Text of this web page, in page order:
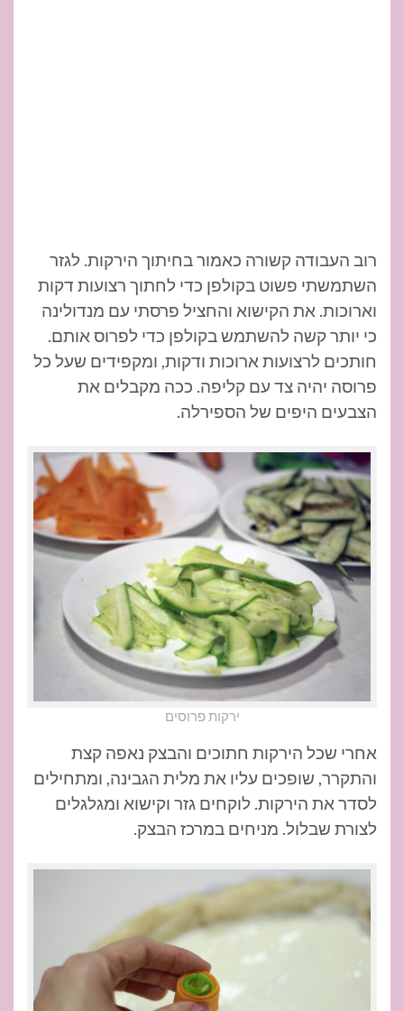
רוב העבודה קשורה כאמור בחיתוך הירקות. לגזר
השתמשתי פשוט בקולפן כדי לחתוך רצועות דקות
וארוכות. את הקישוא והחציל פרסתי עם מנדולינה
כי יותר קשה להשתמש בקולפן כדי לפרוס אותם.
חותכים לרצועות ארוכות ודקות, ומקפידים שעל כל
פרוסה יהיה צד עם קליפה. ככה מקבלים את
הצבעים היפים של הספירלה.
ירקות פרוסים
אחרי שכל הירקות חתוכים והבצק נאפה קצת
והתקרר, שופכים עליו את מלית הגבינה, ומתחילים
לסדר את הירקות. לוקחים גזר וקישוא ומגלגלים
לצורת שבלול. מניחים במרכז הבצק.